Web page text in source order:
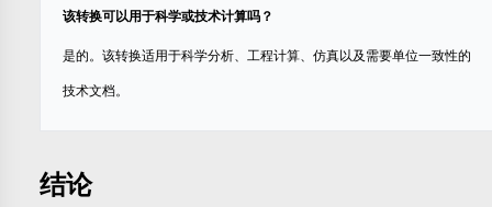
该转换可以用于科学或技术计算吗？
是的。该转换适用于科学分析、工程计算、仿真以及需要单位一致性的
技术文档。
结论